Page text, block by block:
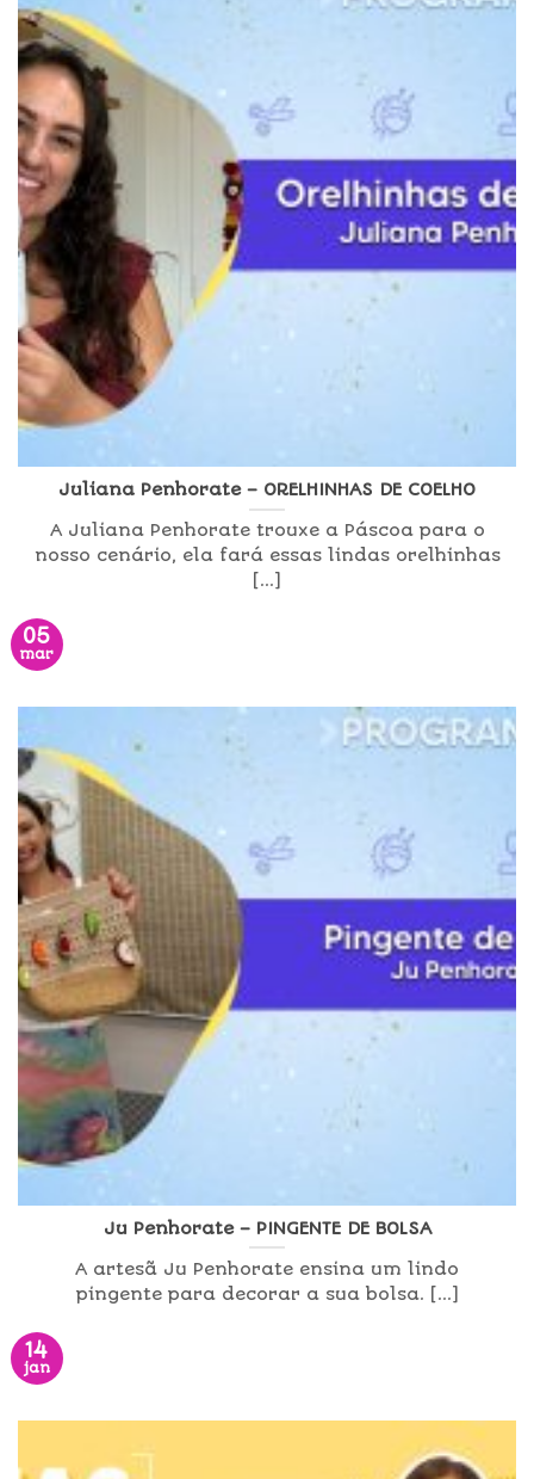
Juliana Penhorate – ORELHINHAS DE COELHO
A Juliana Penhorate trouxe a Páscoa para o
nosso cenário, ela fará essas lindas orelhinhas
[...]
05
mar
Ju Penhorate – PINGENTE DE BOLSA
A artesã Ju Penhorate ensina um lindo
pingente para decorar a sua bolsa. [...]
14
jan